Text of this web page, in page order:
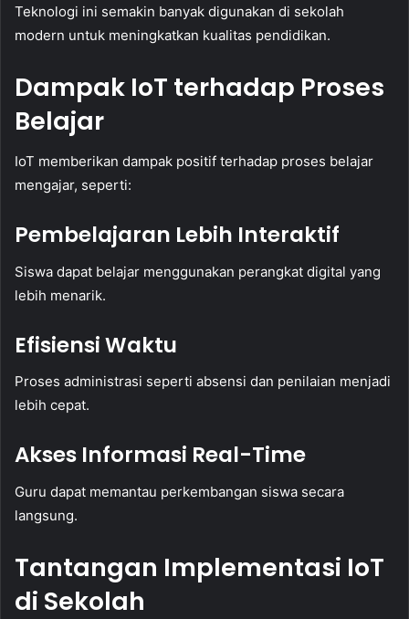
Teknologi ini semakin banyak digunakan di sekolah
modern untuk meningkatkan kualitas pendidikan.
Dampak IoT terhadap Proses
Belajar
IoT memberikan dampak positif terhadap proses belajar
mengajar, seperti:
Pembelajaran Lebih Interaktif
Siswa dapat belajar menggunakan perangkat digital yang
lebih menarik.
Efisiensi Waktu
Proses administrasi seperti absensi dan penilaian menjadi
lebih cepat.
Akses Informasi Real-Time
Guru dapat memantau perkembangan siswa secara
langsung.
Tantangan Implementasi IoT
di Sekolah